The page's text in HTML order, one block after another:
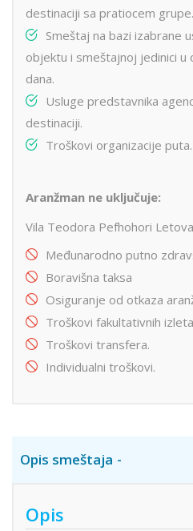
destinaciji sa pratiocem grupe.
Smeštaj na bazi izabrane
objektu i smeštajnoj jedinici
dana.
Usluge predstavnika
destinaciji.
Troškovi organizacije puta.
Aranžman ne uključuje:
Vila Teodora Pefhohori
Međunarodno putno
Boravišna taksa
Osiguranje od otkaza
Troškovi fakultativnih
Troškovi transfera.
Individualni troškovi.
Opis smeštaja
Opis